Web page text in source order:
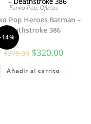
-14%
Funko Pop, Ofertas
Pop Heroes Batman –
Deathstroke 386
$370.00 El
precio
original
era:
$370.00.
$320.00El
precio
actual
$320.00.
Añadir al carrito